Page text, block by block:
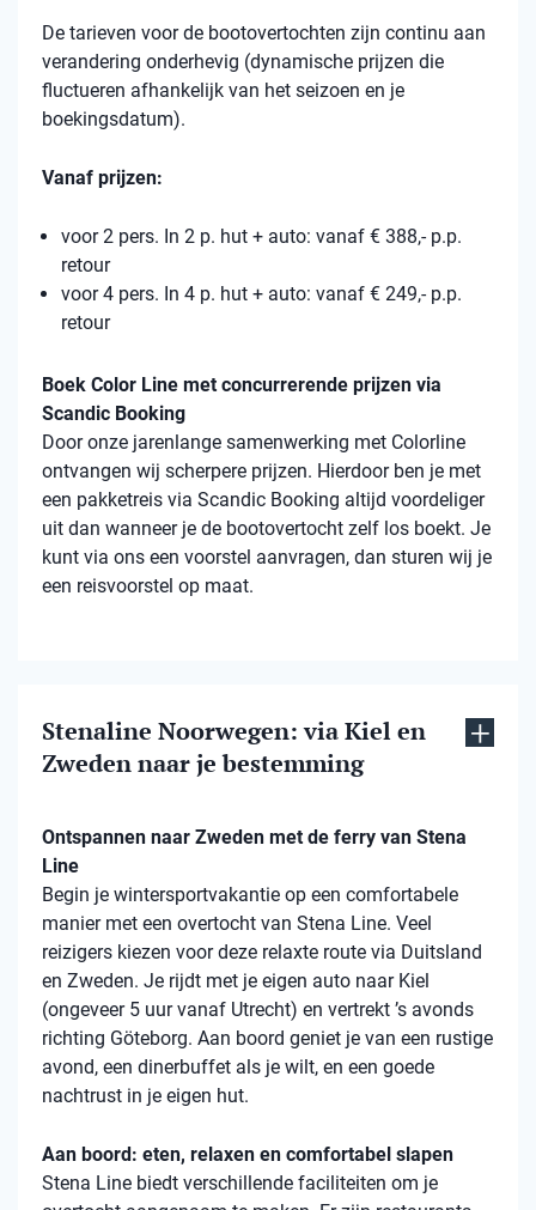
De tarieven voor de bootovertochten zijn continu aan
verandering onderhevig (dynamische prijzen die
fluctueren afhankelijk van het seizoen en je
boekingsdatum).
Vanaf prijzen:
voor 2 pers. In 2 p. hut + auto: vanaf € 388,- p.p.
retour
voor 4 pers. In 4 p. hut + auto: vanaf € 249,- p.p.
retour
Boek Color Line met concurrerende prijzen via
Scandic Booking
Door onze jarenlange samenwerking met Colorline
ontvangen wij scherpere prijzen. Hierdoor ben je met
een pakketreis via Scandic Booking altijd voordeliger
uit dan wanneer je de bootovertocht zelf los boekt. Je
kunt via ons een voorstel aanvragen, dan sturen wij je
een reisvoorstel op maat.
Stenaline Noorwegen: via Kiel en
Zweden naar je bestemming
Ontspannen naar Zweden met de ferry van Stena
Line
Begin je wintersportvakantie op een comfortabele
manier met een overtocht van Stena Line. Veel
reizigers kiezen voor deze relaxte route via Duitsland
en Zweden. Je rijdt met je eigen auto naar Kiel
(ongeveer 5 uur vanaf Utrecht) en vertrekt ’s avonds
richting Göteborg. Aan boord geniet je van een rustige
avond, een dinerbuffet als je wilt, en een goede
nachtrust in je eigen hut.
Aan boord: eten, relaxen en comfortabel slapen
Stena Line biedt verschillende faciliteiten om je